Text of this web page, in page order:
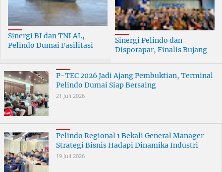
Sinergi BI dan TNI AL,
Pelindo Dumai Fasilitasi
Sinergi Pelindo dan
Disporapar, Finalis Bujang
P-TEC 2026 Jadi Ajang Pembuktian, Terminal
Pelindo Dumai Siap Bersaing
21 Juli 2026
Pelindo Regional 1 Bekali General Manager
Strategi Bisnis Hadapi Dinamika Industri
19 Juli 2026